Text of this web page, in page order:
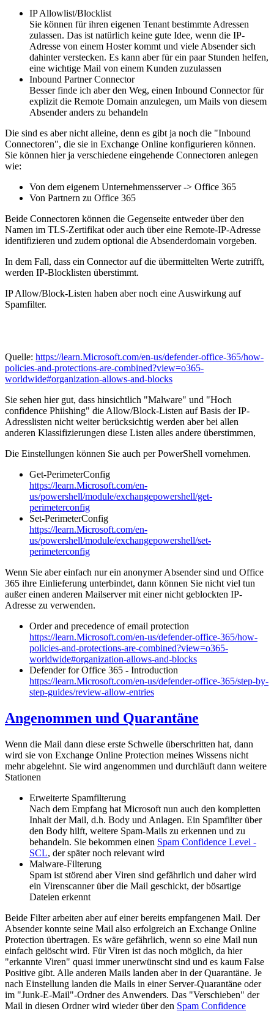
IP Allowlist/Blocklist
Sie können für ihren eigenen Tenant bestimmte Adressen
zulassen. Das ist natürlich keine gute Idee, wenn die IP-
Adresse von einem Hoster kommt und viele Absender sich
dahinter verstecken. Es kann aber für ein paar Stunden helfen,
eine wichtige Mail von einem Kunden zuzulassen
Inbound Partner Connector
Besser finde ich aber den Weg, einen Inbound Connector für
explizit die Remote Domain anzulegen, um Mails von diesem
Absender anders zu behandeln
Die sind es aber nicht alleine, denn es gibt ja noch die "Inbound
Connectoren", die sie in Exchange Online konfigurieren können.
Sie können hier ja verschiedene eingehende Connectoren anlegen
wie:
Von dem eigenem Unternehmensserver -> Office 365
Von Partnern zu Office 365
Beide Connectoren können die Gegenseite entweder über den
Namen im TLS-Zertifikat oder auch über eine Remote-IP-Adresse
identifizieren und zudem optional die Absenderdomain vorgeben.
In dem Fall, dass ein Connector auf die übermittelten Werte zutrifft,
werden IP-Blocklisten überstimmt.
IP Allow/Block-Listen haben aber noch eine Auswirkung auf
Spamfilter.
Quelle: https://learn.Microsoft.com/en-us/defender-office-365/how-
policies-and-protections-are-combined?view=o365-
worldwide#organization-allows-and-blocks
Sie sehen hier gut, dass hinsichtlich "Malware" und "Hoch
confidence Phiishing" die Allow/Block-Listen auf Basis der IP-
Adresslisten nicht weiter berücksichtig werden aber bei allen
anderen Klassifizierungen diese Listen alles andere überstimmen,
Die Einstellungen können Sie auch per PowerShell vornehmen.
Get-PerimeterConfig
https://learn.Microsoft.com/en-
us/powershell/module/exchangepowershell/get-
perimeterconfig
Set-PerimeterConfig
https://learn.Microsoft.com/en-
us/powershell/module/exchangepowershell/set-
perimeterconfig
Wenn Sie aber einfach nur ein anonymer Absender sind und Office
365 ihre Einlieferung unterbindet, dann können Sie nicht viel tun
außer einen anderen Mailserver mit einer nicht geblockten IP-
Adresse zu verwenden.
Order and precedence of email protection
https://learn.Microsoft.com/en-us/defender-office-365/how-
policies-and-protections-are-combined?view=o365-
worldwide#organization-allows-and-blocks
Defender for Office 365 - Introduction
https://learn.Microsoft.com/en-us/defender-office-365/step-by-
step-guides/review-allow-entries
Angenommen und Quarantäne
Wenn die Mail dann diese erste Schwelle überschritten hat, dann
wird sie von Exchange Online Protection meines Wissens nicht
mehr abgelehnt. Sie wird angenommen und durchläuft dann weitere
Stationen
Erweiterte Spamfilterung
Nach dem Empfang hat Microsoft nun auch den kompletten
Inhalt der Mail, d.h. Body und Anlagen. Ein Spamfilter über
den Body hilft, weitere Spam-Mails zu erkennen und zu
behandeln. Sie bekommen einen Spam Confidence Level -
SCL, der später noch relevant wird
Malware-Filterung
Spam ist störend aber Viren sind gefährlich und daher wird
ein Virenscanner über die Mail geschickt, der bösartige
Dateien erkennt
Beide Filter arbeiten aber auf einer bereits empfangenen Mail. Der
Absender konnte seine Mail also erfolgreich an Exchange Online
Protection übertragen. Es wäre gefährlich, wenn so eine Mail nun
einfach gelöscht wird. Für Viren ist das noch möglich, da hier
"erkannte Viren" quasi immer unerwünscht sind und es kaum False
Positive gibt. Alle anderen Mails landen aber in der Quarantäne. Je
nach Einstellung landen die Mails in einer Server-Quarantäne oder
im "Junk-E-Mail"-Ordner des Anwenders. Das "Verschieben" der
Mail in diesen Ordner wird wieder über den Spam Confidence